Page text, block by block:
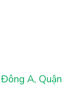
A, Quận